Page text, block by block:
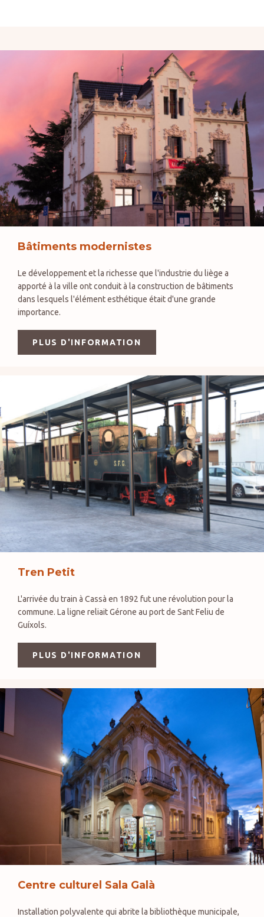
Bâtiments modernistes
Le développement et la richesse que l'industrie du liège a
apporté à la ville ont conduit à la construction de bâtiments
dans lesquels l'élément esthétique était d'une grande
importance.
PLUS D'INFORMATION
Tren Petit
L'arrivée du train à Cassà en 1892 fut une révolution pour la
commune. La ligne reliait Gérone au port de Sant Feliu de
Guíxols.
PLUS D'INFORMATION
Centre culturel Sala Galà
Installation polyvalente qui abrite la bibliothèque municipale,